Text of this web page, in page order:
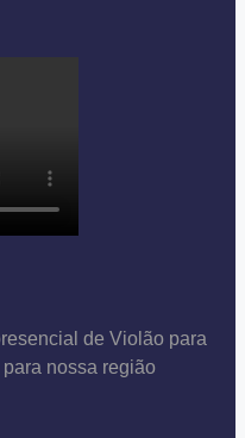
de Violão para
para nossa região